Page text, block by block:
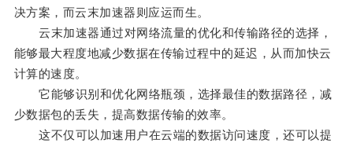
决方案，而云末加速器则应运而生。
云末加速器通过对网络流量的优化和传输路径的选择，
能够最大程度地减少数据在传输过程中的延迟，从而加快云
计算的速度。
它能够识别和优化网络瓶颈，选择最佳的数据路径，减
少数据包的丢失，提高数据传输的效率。
这不仅可以加速用户在云端的数据访问速度，还可以提